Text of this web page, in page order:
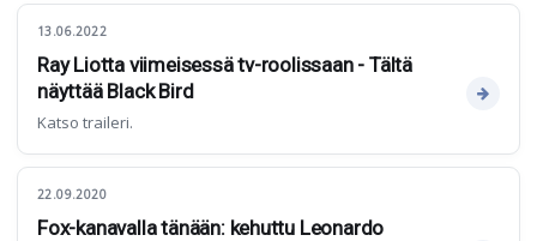
13.06.2022
Ray Liotta viimeisessä tv-roolissaan - Tältä
näyttää Black Bird
Katso traileri.
22.09.2020
Fox-kanavalla tänään: kehuttu Leonardo